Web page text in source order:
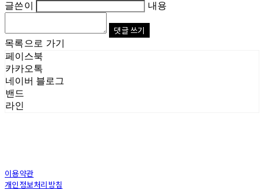
글쓴이
내용
댓글 쓰기
목록으로 가기
페이스북
카카오톡
네이버 블로그
밴드
라인
이용약관
개인정보처리방침